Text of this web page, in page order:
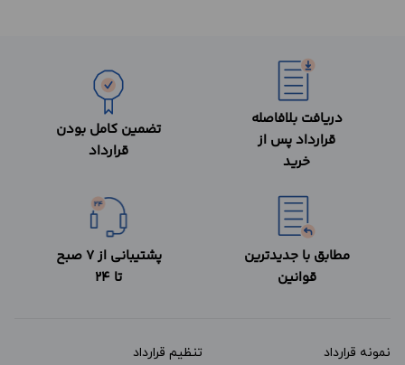
دریافت بلافاصله
قرارداد پس از
خرید
تضمین کامل بودن
قرارداد
مطابق با جدیدترین
قوانین
پشتیبانی از 7 صبح
تا 24
نمونه قرارداد‌ تنظیم قرارداد